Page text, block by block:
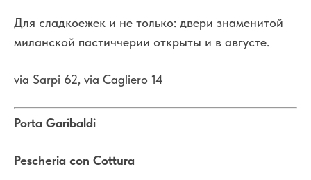
Для сладкоежек и не только: двери знаменитой
миланской пастиччерии открыты и в августе.
via Sarpi 62, via Cagliero 14
Porta Garibaldi
Pescheria con Cottura